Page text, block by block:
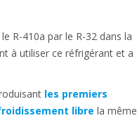
R-410a par le R-32 dans la
à utiliser ce réfrigérant et a
les premiers
libre la même